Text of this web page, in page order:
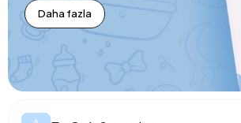
Daha fazla